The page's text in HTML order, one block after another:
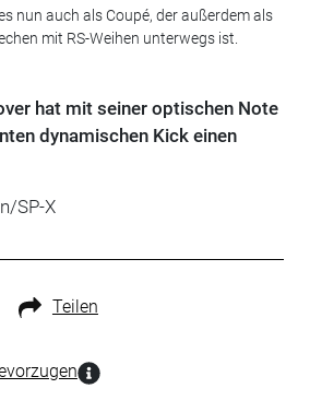
nun auch als Coupé, der außerdem als
mit RS-Weihen unterwegs ist.
hat mit seiner optischen Note
dynamischen Kick einen
SP-X
Teilen